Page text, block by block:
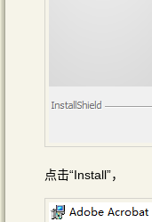
点击“Install”，